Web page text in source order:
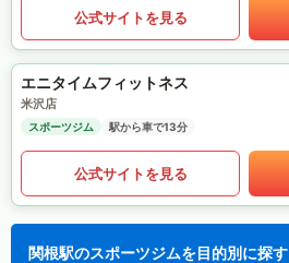
公式サイトを見る
エニタイムフィットネス
米沢店
スポーツジム 駅から車で13分
公式サイトを見る
関根駅のスポーツジムを目的別に探す